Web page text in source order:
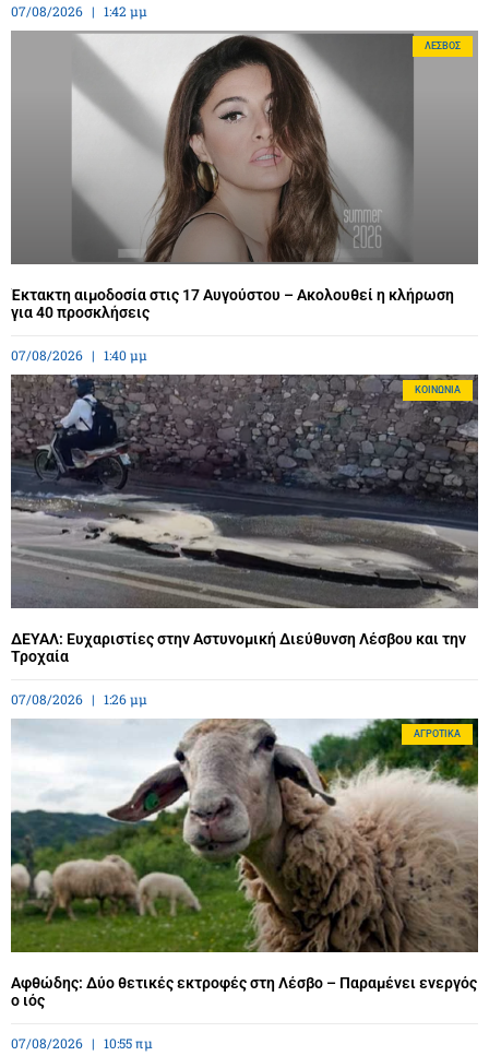
07/08/2026 1:42 μμ
ΛΈΣΒΟΣ
Έκτακτη αιμοδοσία στις 17 Αυγούστου – Ακολουθεί η κλήρωση
για 40 προσκλήσεις
07/08/2026 1:40 μμ
ΚΟΙΝΩΝΊΑ
ΔΕΥΑΛ: Ευχαριστίες στην Αστυνομική Διεύθυνση Λέσβου και την
Τροχαία
07/08/2026 1:26 μμ
ΑΓΡΟΤΙΚΆ
Αφθώδης: Δύο θετικές εκτροφές στη Λέσβο – Παραμένει ενεργός
ο ιός
07/08/2026 10:55 πμ